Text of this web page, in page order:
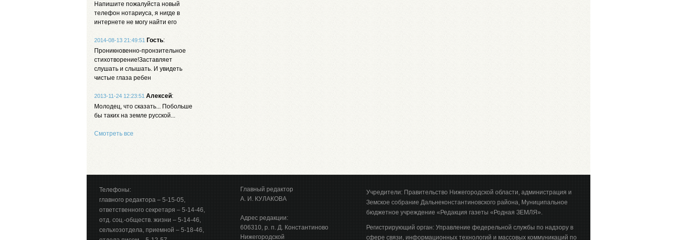
Напишите пожалуйста новый
телефон нотариуса, я нигде в
интернете не могу найти его
2014-08-13 21:49:51 Гость:
Проникновенно-пронзительное
стихотворение!Заставляет
слушать и слышать. И увидеть
чистые глаза ребен
2013-11-24 12:23:51 Алексей:
Молодец, что сказать... Побольше
бы таких на земле русской...
Смотреть все
Телефоны:
главного редактора – 5-15-05,
ответственного секретаря – 5-14-46,
отд. соц.-обществ. жизни – 5-14-46,
сельхозотдела, приемной – 5-18-46,
Главный редактор
А. И. КУЛАКОВА
Адрес редакции:
606310, р. п. Д. Константиново
Нижегородской
Учредители: Правительство Нижегородской области, администрация и
Земское собрание Дальнеконстантиновского района, Муниципальное
бюджетное учреждение «Редакция газеты «Родная ЗЕМЛЯ».
Регистрирующий орган: Управление федерельной службы по надзору в
сфере связи, информационных технологий и массовых коммуникаций по